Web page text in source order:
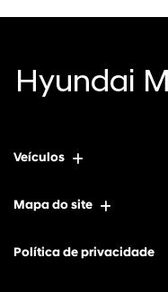
Veículos
Mapa do site
Política de privacidade